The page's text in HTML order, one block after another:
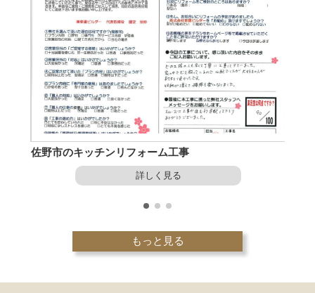
佐野市のキッチンリフォーム工事
詳しく見る
もっと見る